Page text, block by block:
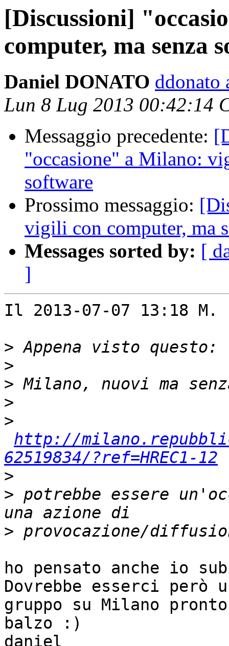
[Discussioni]
computer, ma senza
Daniel DONATO ddonato
Lun 8 Lug 2013 00:42:14
Messaggio precedente:
"occasione" a Milano:
software
Prossimo messaggio:
vigili con computer, ma
Messages sorted by: [
]
Il 2013-07-07 13:18
>
>
>
>
>
http://
62519834/?ref=HREC1-12
>
> potrebbe essere
>
ho pensato anche io
Dovrebbe esserci però
gruppo su Milano
balzo :)
daniel